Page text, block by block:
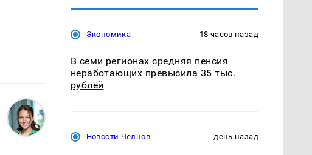
Экономика 18 часов назад
В семи регионах средняя пенсия
неработающих превысила 35 тыс.
рублей
Новости Челнов день назад